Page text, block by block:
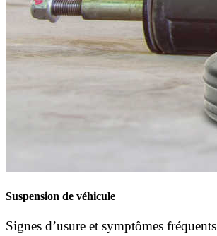
Suspension de véhicule
Signes d’usure et symptômes fréquents